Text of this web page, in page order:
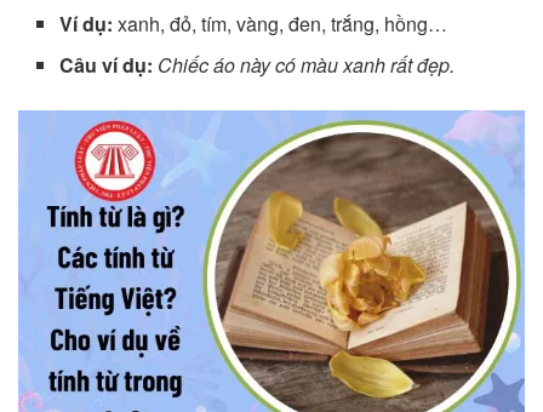
Ví dụ: xanh, đỏ, tím, vàng, đen, trắng, hồng…
Câu ví dụ: Chiếc áo này có màu xanh rất đẹp.